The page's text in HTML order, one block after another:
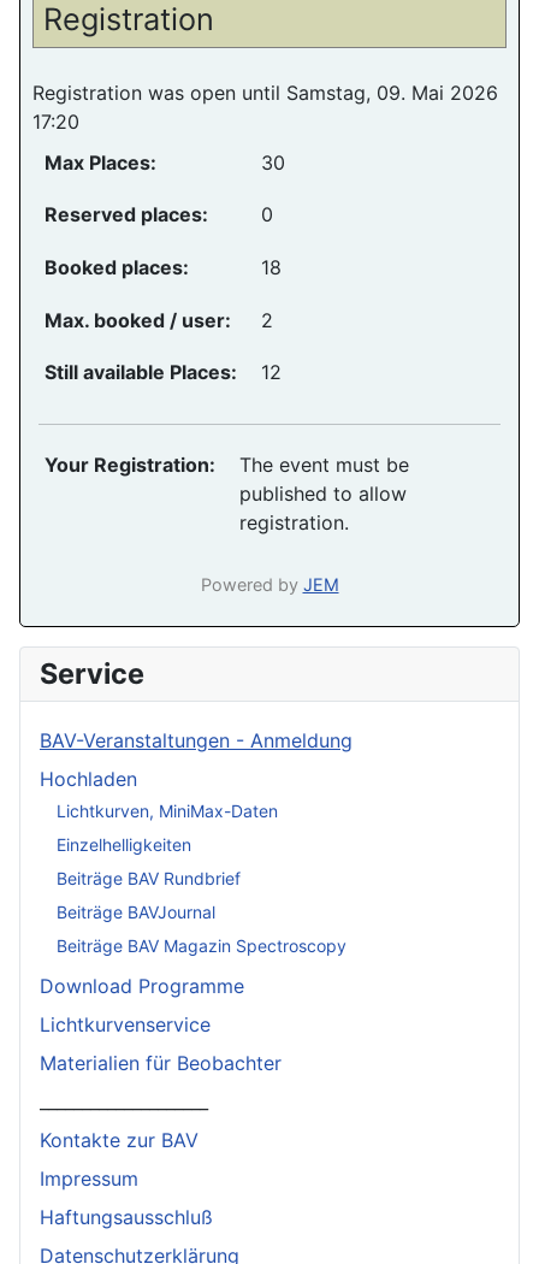
Registration
Registration was open until Samstag, 09. Mai 2026
17:20
Max Places:
30
Reserved places: 0
Booked places: 18
Max. booked / user: 2
Still available Places: 12
Your Registration:
The event must be
published to allow
registration.
Powered by JEM
Service
BAV-Veranstaltungen - Anmeldung
Hochladen
Lichtkurven, MiniMax-Daten
Einzelhelligkeiten
Beiträge BAV Rundbrief
Beiträge BAVJournal
Beiträge BAV Magazin Spectroscopy
Download Programme
Lichtkurvenservice
Materialien für Beobachter
Kontakte zur BAV
Impressum
Haftungsausschluß
Datenschutzerklärung